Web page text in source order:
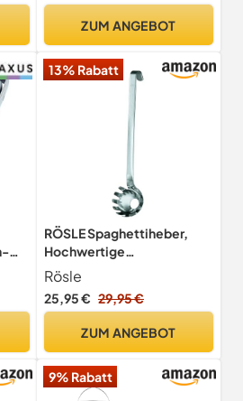
ZUM ANGEBOT
13% Rabatt
RÖSLE Spaghettiheber,
Hochwertige
Spaghettikelle mit
Hakengriff, Edelstahl
18/10,spülmaschinengeeig
Rösle
25,95 € 29,95 €
ZUM ANGEBOT
9% Rabatt